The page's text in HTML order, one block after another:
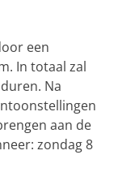
een
In totaal zal
Na
aan de
zondag 8